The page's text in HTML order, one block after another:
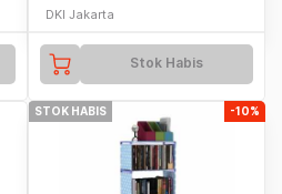
DKI Jakarta
Stok Habis
STOK HABIS -10%